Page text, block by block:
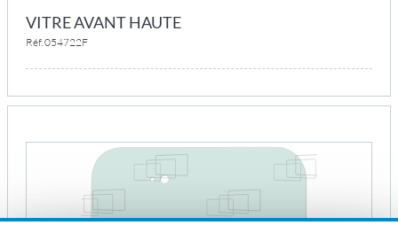
VITRE AVANT HAUTE
Réf. 054722F